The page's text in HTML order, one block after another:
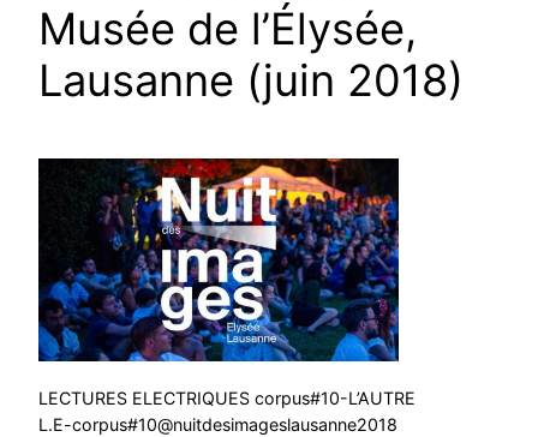
Musée de l’Élysée,
Lausanne (juin 2018)
LECTURES ELECTRIQUES corpus#10-L’AUTRE
L.E-corpus#10@nuitdesimageslausanne2018